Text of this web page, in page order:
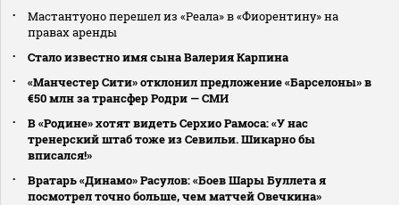
Мастантуоно перешел из «Реала» в «Фиорентину» на
правах аренды
Стало известно имя сына Валерия Карпина
«Манчестер Сити» отклонил предложение «Барселоны» в
€50 млн за трансфер Родри — СМИ
В «Родине» хотят видеть Серхио Рамоса: «У нас
тренерский штаб тоже из Севильи. Шикарно бы
вписался!»
Вратарь «Динамо» Расулов: «Боев Шары Буллета я
посмотрел точно больше, чем матчей Овечкина»